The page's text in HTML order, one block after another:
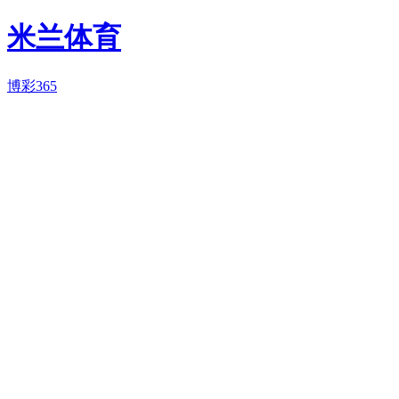
米兰体育
博彩365